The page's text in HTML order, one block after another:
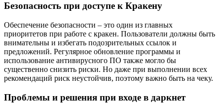
Безопасность при доступе к Кракену
Обеспечение безопасности – это один из главных
приоритетов при работе с кракен. Пользователи должны быть
внимательны и избегать подозрительных ссылок и
предложений. Регулярное обновление программы и
использование антивирусного ПО также могло бы
существенно снизить риски. Но даже при выполнении всех
рекомендаций риск неустойчив, поэтому важно быть на чеку.
Проблемы и решения при входе в даркнет